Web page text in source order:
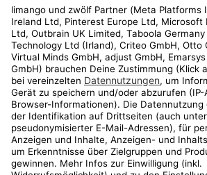
Kundenservice
Shop
Aktionen
Travel